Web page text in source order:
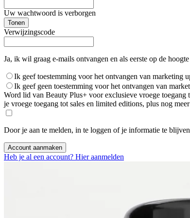
Uw wachtwoord is verborgen
Tonen
Verwijzingscode
Ja, ik wil graag e-mails ontvangen en als eerste op de
Ik geef toestemming voor het ontvangen van marketing
Ik geef geen toestemming voor het ontvangen van
Word lid van Beauty Plus+ voor exclusieve vroege
je vroege toegang tot sales en limited editions, plus nog
Door je aan te melden, in te loggen of je informatie te
Account aanmaken
Heb je al een account? Hier aanmelden